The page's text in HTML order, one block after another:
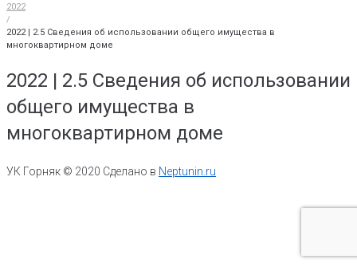
2022
/
2022 | 2.5 Сведения об использовании общего имущества в
многоквартирном доме
2022 | 2.5 Сведения об использовании
общего имущества в
многоквартирном доме
УК Горняк © 2020 Сделано в Neptunin.ru